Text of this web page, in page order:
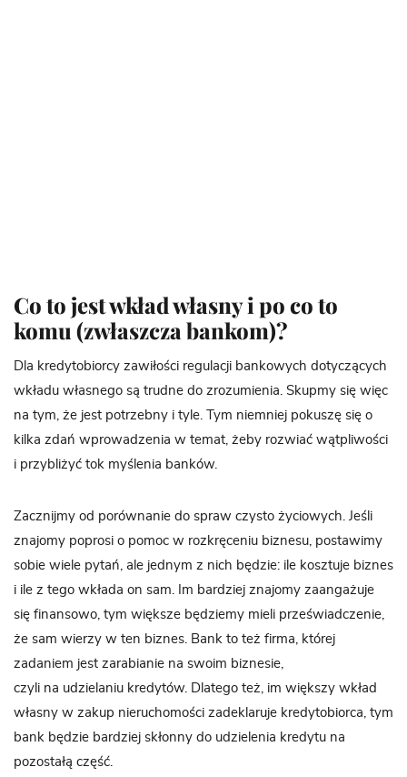
Co to jest wkład własny i po co to
komu (zwłaszcza bankom)?
Dla kredytobiorcy zawiłości regulacji bankowych dotyczących
wkładu własnego są trudne do zrozumienia. Skupmy się więc
na tym, że jest potrzebny i tyle. Tym niemniej pokuszę się o
kilka zdań wprowadzenia w temat, żeby rozwiać wątpliwości
i przybliżyć tok myślenia banków.
Zacznijmy od porównanie do spraw czysto życiowych. Jeśli
znajomy poprosi o pomoc w rozkręceniu biznesu, postawimy
sobie wiele pytań, ale jednym z nich będzie: ile kosztuje biznes
i ile z tego wkłada on sam. Im bardziej znajomy zaangażuje
się finansowo, tym większe będziemy mieli przeświadczenie,
że sam wierzy w ten biznes. Bank to też firma, której
zadaniem jest zarabianie na swoim biznesie,
czyli na udzielaniu kredytów. Dlatego też, im większy wkład
własny w zakup nieruchomości zadeklaruje kredytobiorca, tym
bank będzie bardziej skłonny do udzielenia kredytu na
pozostałą część.